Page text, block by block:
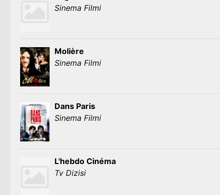
Sinema Filmi
Molière
Sinema Filmi
Dans Paris
Sinema Filmi
L'hebdo Cinéma
Tv Dizisi